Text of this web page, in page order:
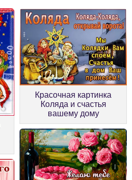
Красочная картинка
Коляда и счастья
вашему дому